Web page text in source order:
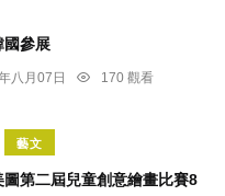
國參展
八月07日
170 觀看
藝文
第二屆兒童創意繪畫比賽8